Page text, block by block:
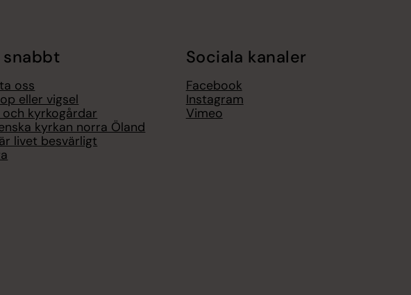
snabbt
oss
eller vigsel
och kyrkogårdar
kyrkan norra Öland
livet besvärligt
Sociala kanaler
Facebook
Instagram
Vimeo